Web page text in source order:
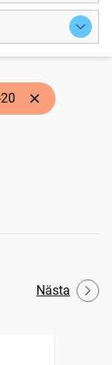
Nästa